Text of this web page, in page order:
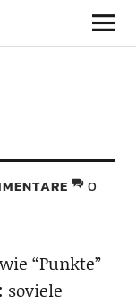
0
“Punkte”
soviele